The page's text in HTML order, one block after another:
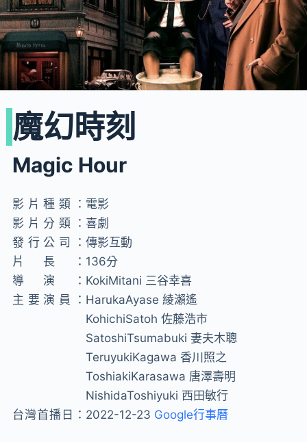
魔幻時刻
Magic Hour
影片種類： 電影
影片分類：喜劇
發行公司：傳影互動
片長： 136分
導演： KokiMitani 三谷幸喜
主要演員： HarukaAyase 綾瀨遙
KohichiSatoh 佐藤浩市
SatoshiTsumabuki 妻夫木聰
TeruyukiKagawa 香川照之
ToshiakiKarasawa 唐澤壽明
NishidaToshiyuki 西田敏行
台灣首播日： 2022-12-23 Google行事曆